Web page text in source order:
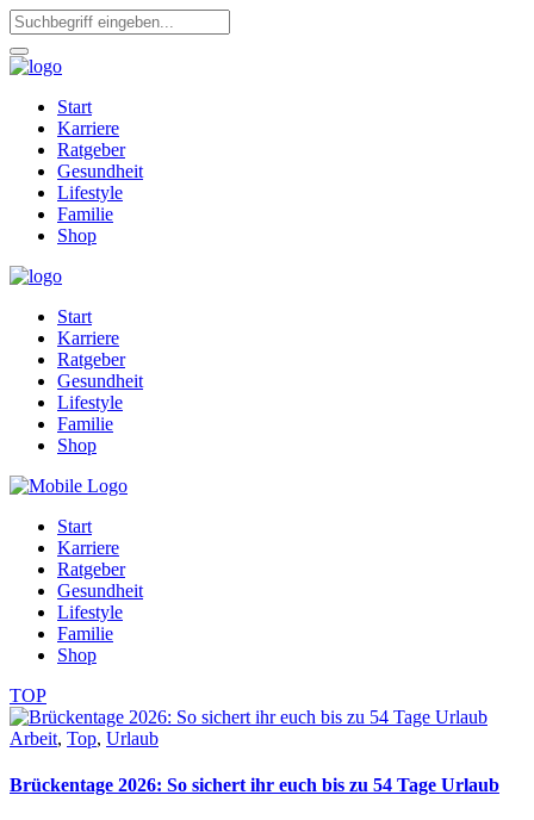
Start
Karriere
Ratgeber
Gesundheit
Lifestyle
Familie
Shop
Start
Karriere
Ratgeber
Gesundheit
Lifestyle
Familie
Shop
Start
Karriere
Ratgeber
Gesundheit
Lifestyle
Familie
Shop
TOP
Arbeit, Top, Urlaub
Brückentage 2026: So sichert ihr euch bis zu 54 Tage Urlaub